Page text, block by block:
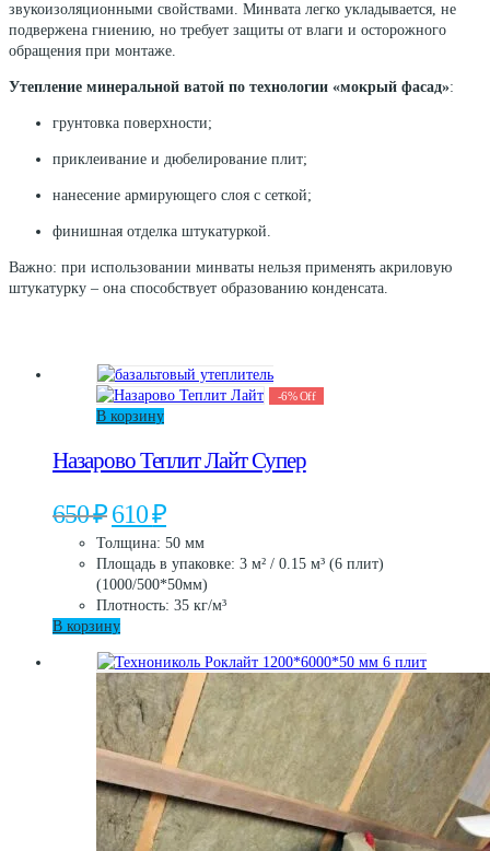
на
странице
звукоизоляционными свойствами. Минвата легко укладывается, не
подвержена гниению, но требует защиты от влаги и осторожного
обращения при монтаже.
Утепление минеральной ватой по технологии «мокрый фасад»:
грунтовка поверхности;
приклеивание и дюбелирование плит;
нанесение армирующего слоя с сеткой;
финишная отделка штукатуркой.
Важно: при использовании минваты нельзя применять акриловую
штукатурку – она способствует образованию конденсата.
-6% Off
В корзину
Назарово Теплит Лайт Супер
650₽ Первоначальная
цена
составляла
650 ₽.
610₽Текущая
цена:
610 ₽.
Толщина: 50 мм
Площадь в упаковке: 3 м² / 0.15 м³ (6 плит)
(1000/500*50мм)
Плотность: 35 кг/м³
В корзину